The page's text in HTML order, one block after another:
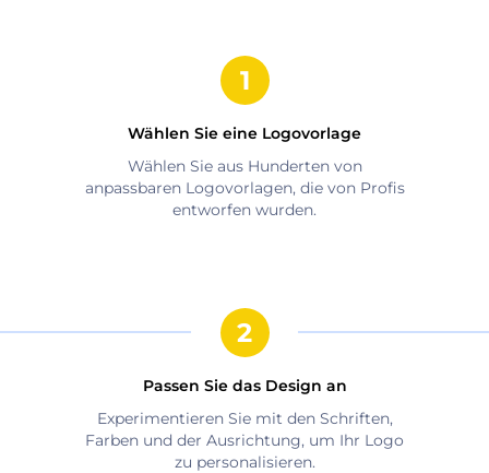
Wählen Sie eine Logovorlage
Wählen Sie aus Hunderten von
anpassbaren Logovorlagen, die von Profis
entworfen wurden.
Passen Sie das Design an
Experimentieren Sie mit den Schriften,
Farben und der Ausrichtung, um Ihr Logo
zu personalisieren.